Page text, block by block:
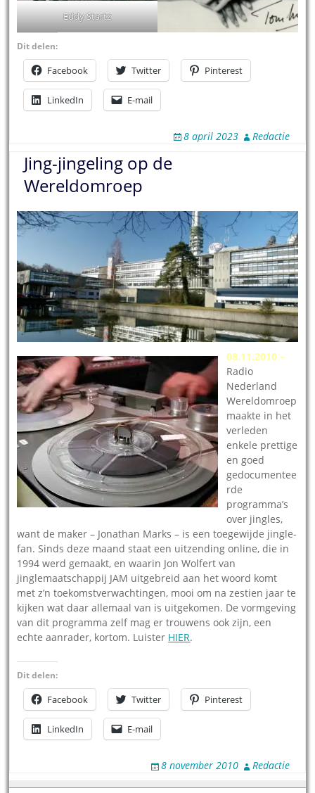
Eddy Startz
Dit delen:
Facebook Twitter Pinterest
LinkedIn E-mail
8 april 2023 Redactie
Jing-jingeling op de
Wereldomroep
08.11.2010 –
Radio
Nederland
Wereldomroep
maakte in het
verleden
enkele prettige
en goed
gedocumentee
rde
programma’s
over jingles,
want de maker – Jonathan Marks – is een toegewijde jingle-
fan. Sinds deze maand staat een uitzending online, die in
1994 werd gemaakt, en waarin Jon Wolfert van
jinglemaatschappij JAM uitgebreid aan het woord komt
met z’n toekomstverwachtingen, mooi om na zestien jaar te
kijken wat daar allemaal van is uitgekomen. De vormgeving
van dit programma zelf mag er trouwens ook zijn, een
echte aanrader, kortom. Luister HIER.
Dit delen:
Facebook Twitter Pinterest
LinkedIn E-mail
8 november 2010 Redactie